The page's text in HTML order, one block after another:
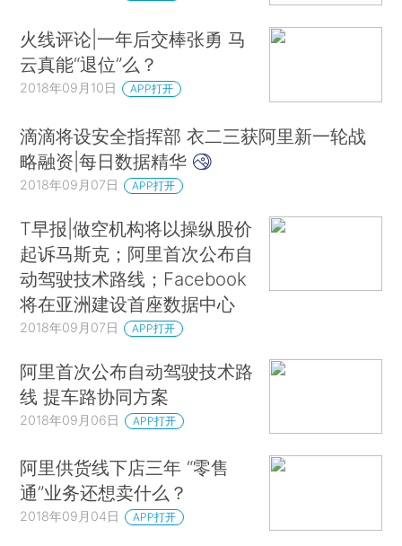
火线评论|一年后交棒张勇 马
云真能“退位”么？
2018年09月10日 APP打开
滴滴将设安全指挥部 衣二三获阿里新一轮战
略融资|每日数据精华
2018年09月07日 APP打开
T早报|做空机构将以操纵股价
起诉马斯克；阿里首次公布自
动驾驶技术路线；Facebook
将在亚洲建设首座数据中心
2018年09月07日 APP打开
阿里首次公布自动驾驶技术路
线 提车路协同方案
2018年09月06日 APP打开
阿里供货线下店三年 “零售
通”业务还想卖什么？
2018年09月04日 APP打开